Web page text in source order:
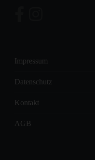
Impressum
Datenschutz
Kontakt
AGB